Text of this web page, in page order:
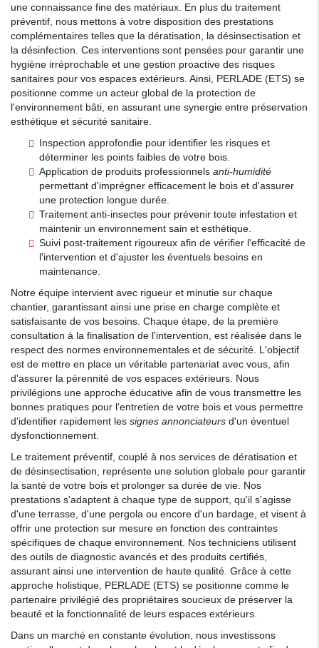
une connaissance fine des matériaux. En plus du traitement
préventif, nous mettons à votre disposition des prestations
complémentaires telles que la dératisation, la désinsectisation et
la désinfection. Ces interventions sont pensées pour garantir une
hygiène irréprochable et une gestion proactive des risques
sanitaires pour vos espaces extérieurs. Ainsi, PERLADE (ETS) se
positionne comme un acteur global de la protection de
l'environnement bâti, en assurant une synergie entre préservation
esthétique et sécurité sanitaire.
Inspection approfondie pour identifier les risques et
déterminer les points faibles de votre bois.
Application de produits professionnels anti-humidité
permettant d'imprégner efficacement le bois et d'assurer
une protection longue durée.
Traitement anti-insectes pour prévenir toute infestation et
maintenir un environnement sain et esthétique.
Suivi post-traitement rigoureux afin de vérifier l'efficacité de
l'intervention et d'ajuster les éventuels besoins en
maintenance.
Notre équipe intervient avec rigueur et minutie sur chaque
chantier, garantissant ainsi une prise en charge complète et
satisfaisante de vos besoins. Chaque étape, de la première
consultation à la finalisation de l'intervention, est réalisée dans le
respect des normes environnementales et de sécurité. L'objectif
est de mettre en place un véritable partenariat avec vous, afin
d'assurer la pérennité de vos espaces extérieurs. Nous
privilégions une approche éducative afin de vous transmettre les
bonnes pratiques pour l'entretien de votre bois et vous permettre
d'identifier rapidement les signes annonciateurs d'un éventuel
dysfonctionnement.
Le traitement préventif, couplé à nos services de dératisation et
de désinsectisation, représente une solution globale pour garantir
la santé de votre bois et prolonger sa durée de vie. Nos
prestations s'adaptent à chaque type de support, qu'il s'agisse
d'une terrasse, d'une pergola ou encore d'un bardage, et visent à
offrir une protection sur mesure en fonction des contraintes
spécifiques de chaque environnement. Nos techniciens utilisent
des outils de diagnostic avancés et des produits certifiés,
assurant ainsi une intervention de haute qualité. Grâce à cette
approche holistique, PERLADE (ETS) se positionne comme le
partenaire privilégié des propriétaires soucieux de préserver la
beauté et la fonctionnalité de leurs espaces extérieurs.
Dans un marché en constante évolution, nous investissons